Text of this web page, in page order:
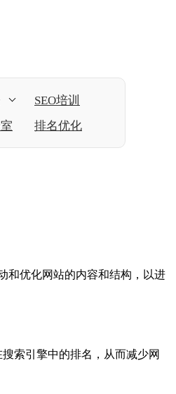
SEO培训
排名优化
和优化网站的内容和结构，以进
索引擎中的排名，从而减少网